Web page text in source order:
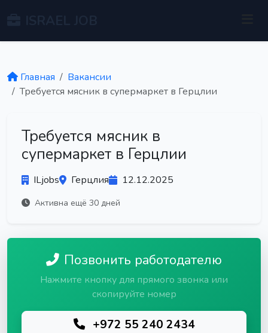
Главная
Вакансии
Требуется мясник в супермаркет в Герцлии
Требуется мясник в
супермаркет в Герцлии
ILjobs Герцлия 12.12.2025
Активна ещё 30 дней
Позвонить работодателю
Нажмите кнопку для прямого звонка или
скопируйте номер
+972 55 240 2434